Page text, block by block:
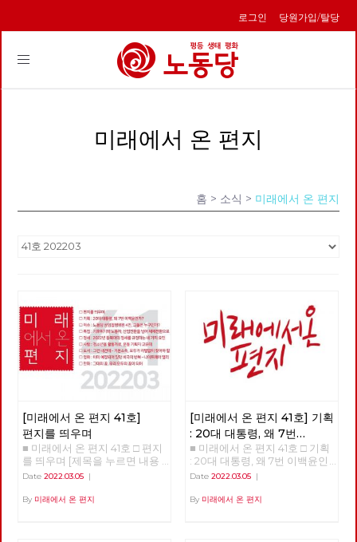
로그인 당원가입/탈당
Toggle
미래에서 온 편지
홈 > 소식 > 미래에서 온 편지
[미래에서 온 편지 41호]
편지를 띄우며
■ 미래에서 온 편지 41호 □ 편지
를 띄우며 [제목을 누르면 내용
을 볼 수 있습니다.] □ 편지를 띄
번 이백윤인가? □ 이슈 : 노동당
Date 2022.03.05 |
By 미래에서 온 편지
[미래에서 온 편지 41호] 기획
: 20대 대통령, 왜 7번
이백윤인가? (1)
■ 미래에서 온 편지 41호 □ 기획
: 20대 대통령, 왜 7번 이백윤인
가? >>>>>> 업로드 준비중
Date 2022.03.05|
By 미래에서 온 편지